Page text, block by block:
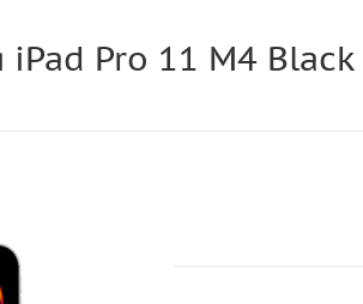
Pro 11 M4 Black